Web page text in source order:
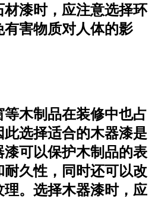
漆时，应注意选择环
害物质对人体的影
木制品在装修中也占
选择适合的木器漆是
可以保护木制品的表
久性，同时还可以改
。选择木器漆时，应